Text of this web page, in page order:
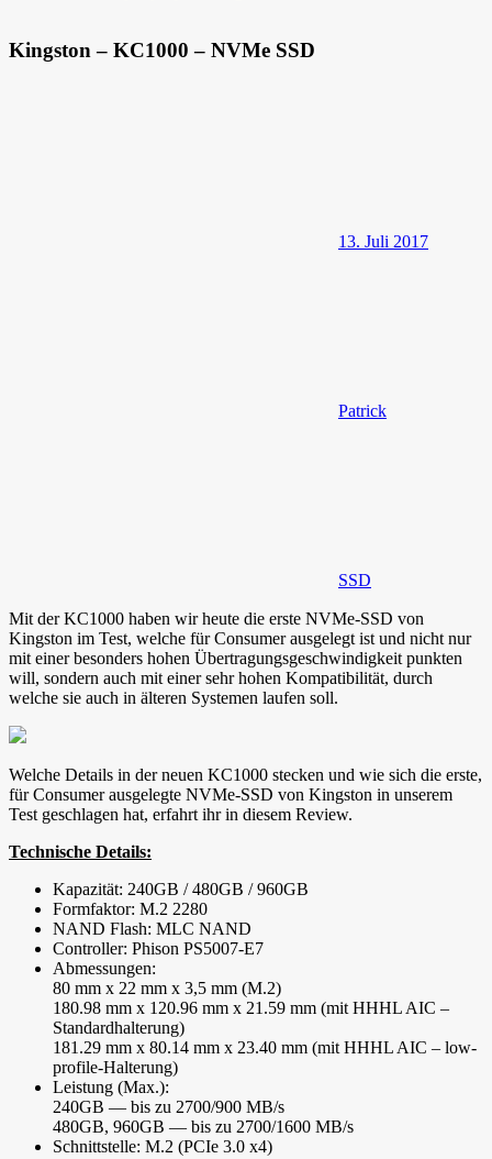
Kingston – KC1000 – NVMe SSD
13. Juli 2017
Patrick
SSD
Mit der KC1000 haben wir heute die erste NVMe-SSD von
Kingston im Test, welche für Consumer ausgelegt ist und nicht nur
mit einer besonders hohen Übertragungsgeschwindigkeit punkten
will, sondern auch mit einer sehr hohen Kompatibilität, durch
welche sie auch in älteren Systemen laufen soll.
Welche Details in der neuen KC1000 stecken und wie sich die erste,
für Consumer ausgelegte NVMe-SSD von Kingston in unserem
Test geschlagen hat, erfahrt ihr in diesem Review.
Technische Details:
Kapazität: 240GB / 480GB / 960GB
Formfaktor: M.2 2280
NAND Flash: MLC NAND
Controller: Phison PS5007-E7
Abmessungen:
80 mm x 22 mm x 3,5 mm (M.2)
180.98 mm x 120.96 mm x 21.59 mm (mit HHHL AIC –
Standardhalterung)
181.29 mm x 80.14 mm x 23.40 mm (mit HHHL AIC – low-
profile-Halterung)
Leistung (Max.):
240GB — bis zu 2700/900 MB/s
480GB, 960GB — bis zu 2700/1600 MB/s
Schnittstelle: M.2 (PCIe 3.0 x4)